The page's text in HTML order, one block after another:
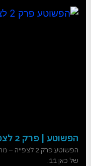
הפשוטע | פרק 2 לצפייה
הפשוטע פרק 2
של כאן 11.